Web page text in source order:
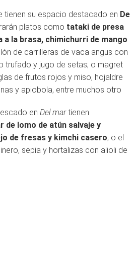
tienen su espacio destacado en De
platos como tataki de presa
a la brasa, chimichurri de mango
de carrilleras de vaca angus con
trufado y jugo de setas; o magret
de frutos rojos y miso, hojaldre
y apiobola, entre muchos otro
en Del martienen
de lomo de atún salvaje y
de fresas y kimchi casero; o el
sepia y hortalizas con alioli de